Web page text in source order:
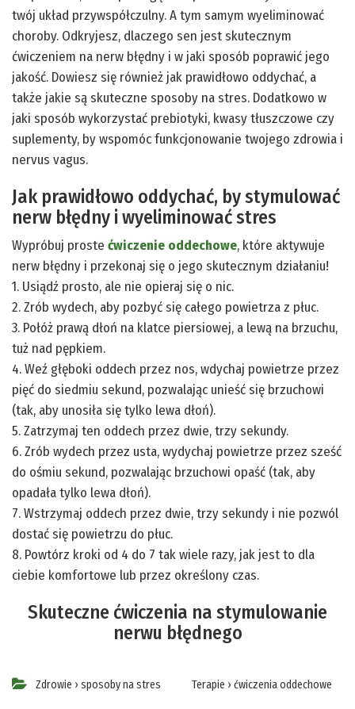
twój układ przywspółczulny. A tym samym wyeliminować
choroby. Odkryjesz, dlaczego sen jest skutecznym
ćwiczeniem na nerw błędny i w jaki sposób poprawić jego
jakość. Dowiesz się również jak prawidłowo oddychać, a
także jakie są skuteczne sposoby na stres. Dodatkowo w
jaki sposób wykorzystać prebiotyki, kwasy tłuszczowe czy
suplementy, by wspomóc funkcjonowanie twojego zdrowia i
nervus vagus.
Jak prawidłowo oddychać, by stymulować
nerw błędny i wyeliminować stres
Wypróbuj proste ćwiczenie oddechowe, które aktywuje
nerw błędny i przekonaj się o jego skutecznym działaniu!
1. Usiądź prosto, ale nie opieraj się o nic.
2. Zrób wydech, aby pozbyć się całego powietrza z płuc.
3. Połóż prawą dłoń na klatce piersiowej, a lewą na brzuchu,
tuż nad pępkiem.
4. Weź głęboki oddech przez nos, wdychaj powietrze przez
pięć do siedmiu sekund, pozwalając unieść się brzuchowi
(tak, aby unosiła się tylko lewa dłoń).
5. Zatrzymaj ten oddech przez dwie, trzy sekundy.
6. Zrób wydech przez usta, wydychaj powietrze przez sześć
do ośmiu sekund, pozwalając brzuchowi opaść (tak, aby
opadała tylko lewa dłoń).
7. Wstrzymaj oddech przez dwie, trzy sekundy i nie pozwól
dostać się powietrzu do płuc.
8. Powtórz kroki od 4 do 7 tak wiele razy, jak jest to dla
ciebie komfortowe lub przez określony czas.
Skuteczne ćwiczenia na stymulowanie
nerwu błędnego
Zdrowie › sposoby na stres Terapie › ćwiczenia oddechowe